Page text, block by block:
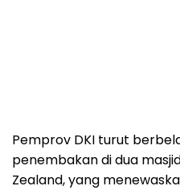
Pemprov DKI turut
penembakan di dua
Zealand, yang